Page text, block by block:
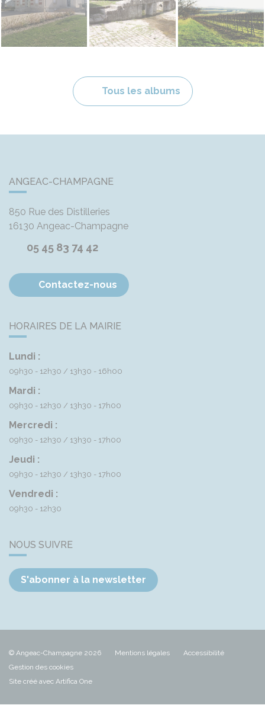
Tous les albums
ANGEAC-CHAMPAGNE
850 Rue des Distilleries
16130 Angeac-Champagne
05 45 83 74 42
Contactez-nous
HORAIRES DE LA MAIRIE
Lundi :
09h30 - 12h30 13h30 - 16h00
Mardi :
09h30 - 12h30 13h30 - 17h00
Mercredi :
09h30 - 12h30 13h30 - 17h00
Jeudi :
09h30 - 12h30 13h30 - 17h00
Vendredi :
09h30 - 12h30
NOUS SUIVRE
S'abonner à la newsletter
© Angeac-Champagne 2026 Mentions légales
Accessibilité
Gestion des cookies
Site créé avec Artifica One